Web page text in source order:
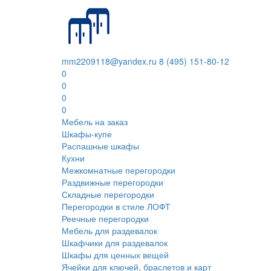
mm2209118@yandex.ru 8 (495) 151-80-12
0
0
0
0
Мебель на заказ
Шкафы-купе
Распашные шкафы
Кухни
Межкомнатные перегородки
Раздвижные перегородки
Складные перегородки
Перегородки в стиле ЛОФТ
Реечные перегородки
Мебель для раздевалок
Шкафчики для раздевалок
Шкафы для ценных вещей
Ячейки для ключей, браслетов и карт